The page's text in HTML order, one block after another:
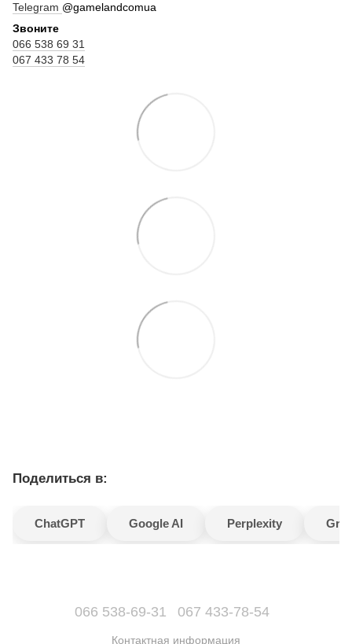
Telegram @gamelandcomua
Звоните
066 538 69 31
067 433 78 54
Поделиться в:
ChatGPT Google AI Perplexity
066 538-69-31 067 433-78-54
Контактная информация